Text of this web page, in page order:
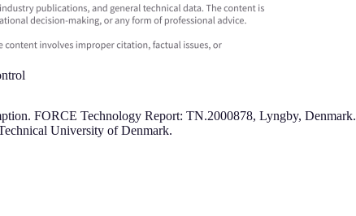
FORCE Technology Report: TN.2000878, Lyngby, Denmark.
University of Denmark.